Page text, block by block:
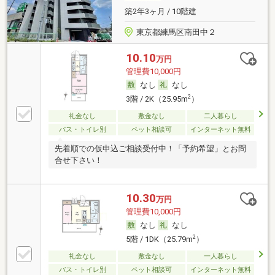
築2年3ヶ月 / 10階建
東京都練馬区南田中２
10.10万円
管理費10,000円
なし
なし
3階 / 2K（25.95m2）
礼金なし 敷金なし
二人暮らし
バス・トイレ別
ペット相談可 インターネット無料
先着順での仮申込ご相談受付中！「予約希望」とお問
合せ下さい！
10.30万円
管理費10,000円
なし
なし
5階 / 1DK（25.79m2）
礼金なし 敷金なし
一人暮らし
バス・トイレ別
ペット相談可 インターネット無料